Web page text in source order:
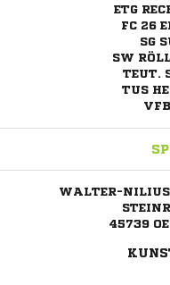
ETG
FC 26
SG
SW
TEUT.
TUS
WALTER-
45739